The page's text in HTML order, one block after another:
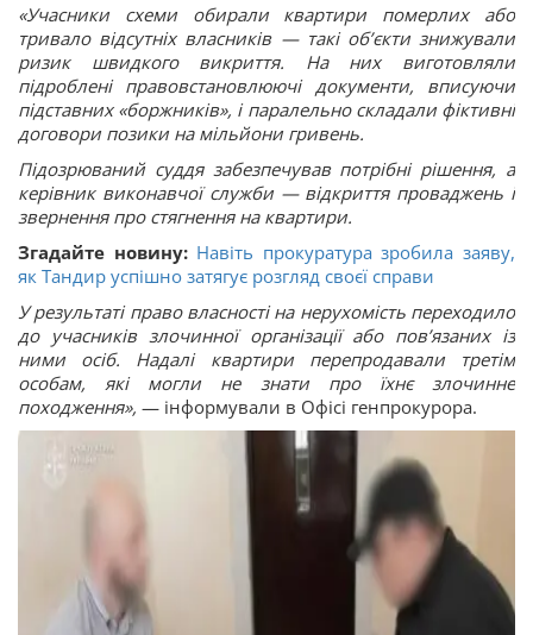
«Учасники схеми обирали квартири померлих або
тривало відсутніх власників — такі об’єкти знижували
ризик швидкого викриття. На них виготовляли
підроблені правовстановлюючі документи, вписуючи
підставних «боржників», і паралельно складали фіктивні
договори позики на мільйони гривень.
Підозрюваний суддя забезпечував потрібні рішення, а
керівник виконавчої служби — відкриття проваджень і
звернення про стягнення на квартири.
Згадайте новину: Навіть прокуратура зробила заяву,
як Тандир успішно затягує розгляд своєї справи
У результаті право власності на нерухомість переходило
до учасників злочинної організації або пов’язаних із
ними осіб. Надалі квартири перепродавали третім
особам, які могли не знати про їхнє злочинне
походження», — інформували в Офісі генпрокурора.